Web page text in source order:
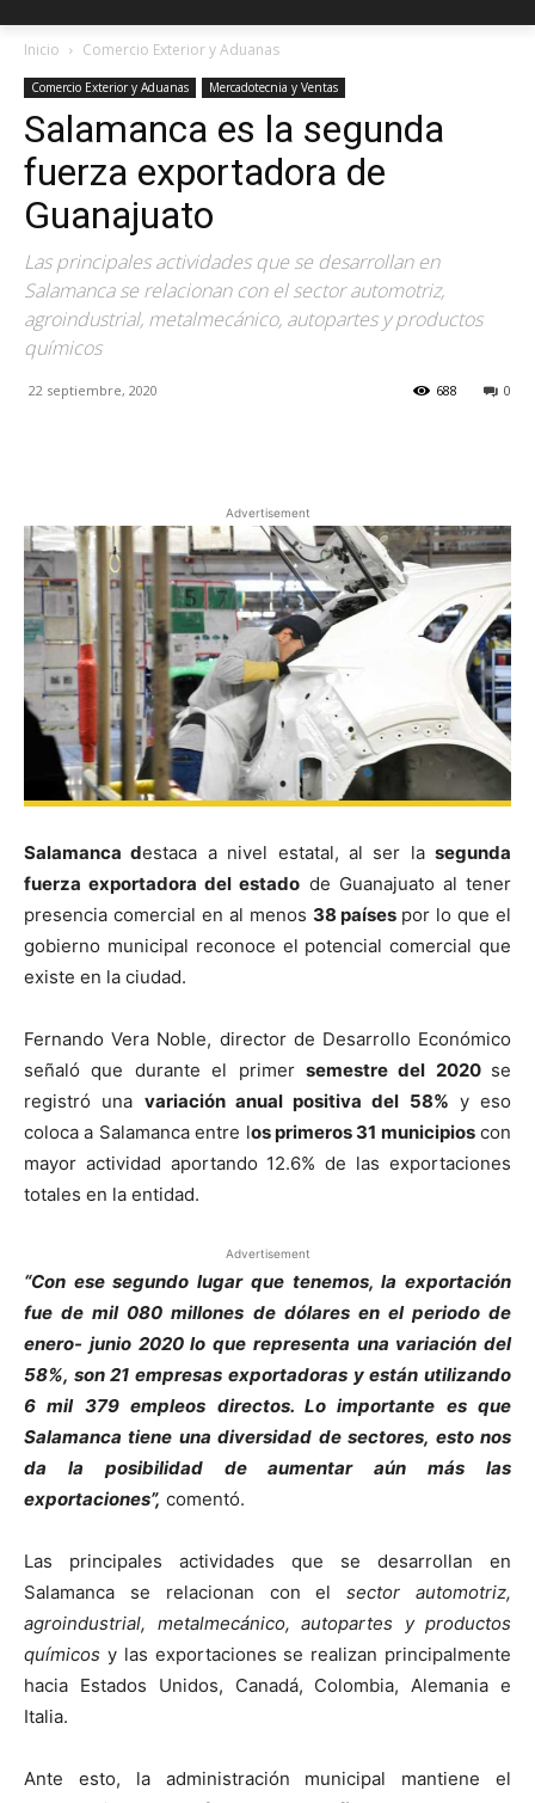
Inicio Comercio Exterior y Aduanas
Comercio Exterior y Aduanas Mercadotecnia y Ventas
Salamanca es la segunda
fuerza exportadora de
Guanajuato
Las principales actividades que se desarrollan en
Salamanca se relacionan con el sector automotriz,
agroindustrial, metalmecánico, autopartes y productos
químicos
22 septiembre, 2020 0
688
Advertisement
Salamanca destaca a nivel estatal, al ser la segunda
fuerza exportadora del estado de Guanajuato al tener
presencia comercial en al menos 38 países por lo que el
gobierno municipal reconoce el potencial comercial que
existe en la ciudad.
Fernando Vera Noble, director de Desarrollo Económico
señaló que durante el primer semestre del 2020 se
registró una variación anual positiva del 58% y eso
coloca a Salamanca entre los primeros 31 municipioscon
mayor actividad aportando 12.6% de las exportaciones
totales en la entidad.
Advertisement
“Con ese segundo lugar que tenemos, la exportación
fue de mil 080 millones de dólares en el periodo de
enero- junio 2020 lo que representa una variación del
58%, son 21 empresas exportadoras y están utilizando
6 mil 379 empleos directos. Lo importante es que
Salamanca tiene una diversidad de sectores, esto nos
da la posibilidad de aumentar aún más las
exportaciones”, comentó.
Las principales actividades que se desarrollan en
Salamanca se relacionan con elsector automotriz,
agroindustrial, metalmecánico, autopartes y productos
químicos y las exportaciones se realizan principalmente
hacia Estados Unidos, Canadá, Colombia, Alemania e
Italia.
Ante esto, la administración municipal mantiene el